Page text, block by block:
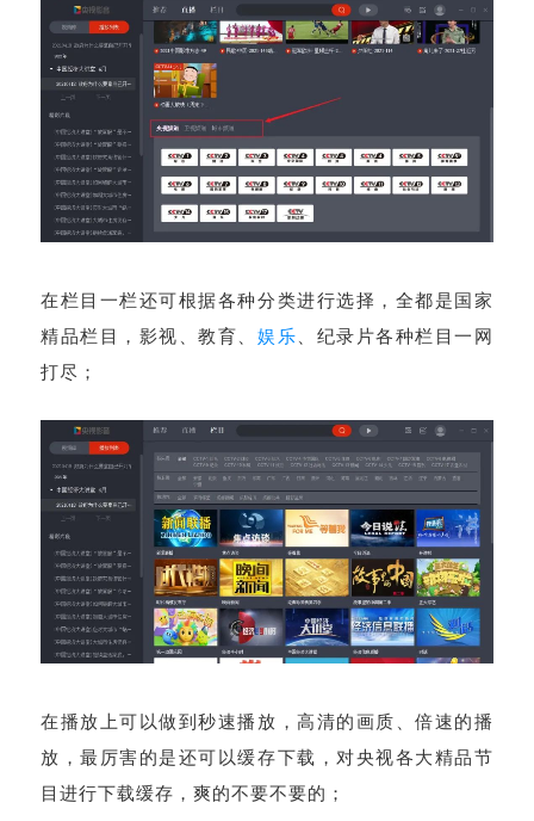
在栏目一栏还可根据各种分类进行选择，全都是国家
精品栏目，影视、教育、 娱乐、纪录片各种栏目一网
打尽；
在播放上可以做到秒速播放，高清的画质、倍速的播
放，最厉害的是还可以缓存下载，对央视各大精品节
目进行下载缓存，爽的不要不要的；